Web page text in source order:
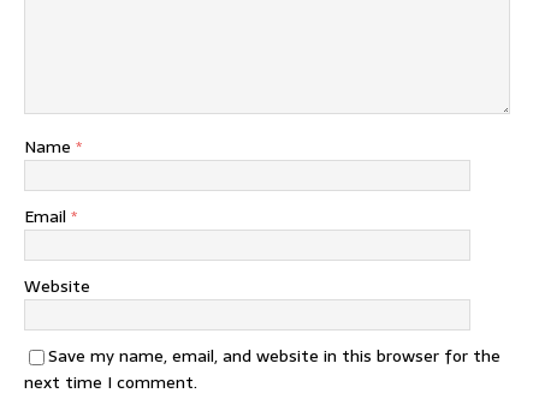
Name *
Email *
Website
Save my name, email, and website in this browser for the
next time I comment.